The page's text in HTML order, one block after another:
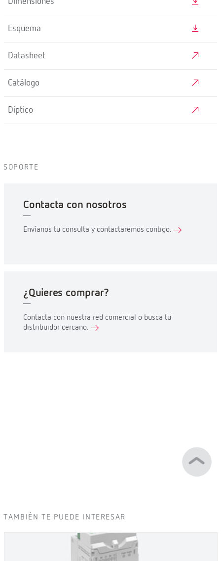
Esquema
Datasheet
Catálogo
Díptico
SOPORTE
Contacta con nosotros
Envíanos tu consulta y contactaremos contigo.
¿Quieres comprar?
Contacta con nuestra red comercial o busca tu
distribuidor cercano.
TAMBIÉN TE PUEDE INTERESAR